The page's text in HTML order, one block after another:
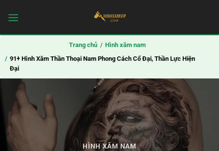
qua
Trang chủ
Hình xăm nam
91+ Hình Xăm Thần Thoại Nam Phong Cách Cổ Đại, Thần Lực Hiện
Đại
HÌNH XĂM NAM